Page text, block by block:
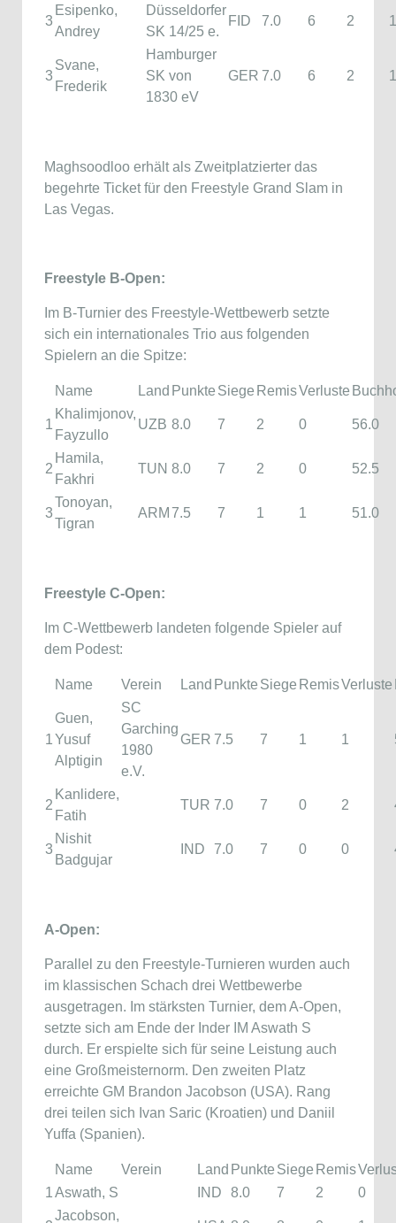
3
Esipenko,
Andrey
Düsseldorfer
SK 14/25 e.
FID 7.0 6 2 1
3
Svane,
Frederik
Hamburger
SK von
1830 eV
GER 7.0 6 2 1
Maghsoodloo erhält als Zweitplatzierter das
begehrte Ticket für den Freestyle Grand Slam in
Las Vegas.
Freestyle B-Open:
Im B-Turnier des Freestyle-Wettbewerb setzte
sich ein internationales Trio aus folgenden
Spielern an die Spitze:
Name Land Punkte Siege RemisVerluste
1
Khalimjonov,
Fayzullo
UZB 8.0 7 2 0 56.0
2
Hamila,
Fakhri
TUN 8.0 7 2 0 52.5
3
Tonoyan,
Tigran
ARM 7.5 7 1 1 51.0
Freestyle C-Open:
Im C-Wettbewerb landeten folgende Spieler auf
dem Podest:
Name Verein Land Punkte Siege RemisVerluste
1
Guen,
Yusuf
Alptigin
SC
Garching
1980
e.V.
GER 7.5 7 1 1
2
Kanlidere,
Fatih
TUR 7.0 7 0 2
3
Nishit
Badgujar
IND 7.0 7 0 0
A-Open:
Parallel zu den Freestyle-Turnieren wurden auch
im klassischen Schach drei Wettbewerbe
ausgetragen. Im stärksten Turnier, dem A-Open,
setzte sich am Ende der Inder IM Aswath S
durch. Er erspielte sich für seine Leistung auch
eine Großmeisternorm. Den zweiten Platz
erreichte GM Brandon Jacobson (USA). Rang
drei teilen sich Ivan Saric (Kroatien) und Daniil
Yuffa (Spanien).
Name Verein Land Punkte Siege Remis
1Aswath, S IND 8.0 7 2 0
Jacobson,